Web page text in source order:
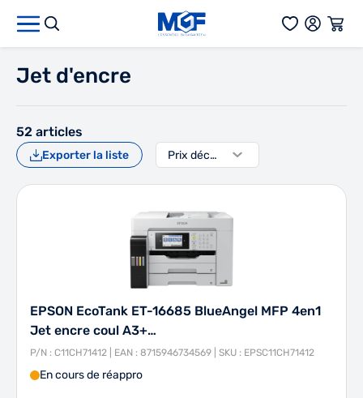
Jet d'encre
52 articles
Exporter la liste
EPSON EcoTank ET-16685 BlueAngel MFP 4en1
Jet encre coul A3+…
P/N : C11CH71412 | EAN : 8715946734569 | SKU : EPSC11CH71412
En cours de réappro